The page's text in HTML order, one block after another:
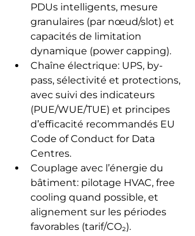
PDUs intelligents, mesure
granulaires (par nœud/slot) et
capacités de limitation
dynamique (power capping).
Chaîne électrique: UPS, by-
pass, sélectivité et protections,
avec suivi des indicateurs
(PUE/WUE/TUE) et principes
d’efficacité recommandés EU
Code of Conduct for Data
Centres.
Couplage avec l’énergie du
bâtiment: pilotage HVAC, free
cooling quand possible, et
alignement sur les périodes
favorables (tarif/CO₂).